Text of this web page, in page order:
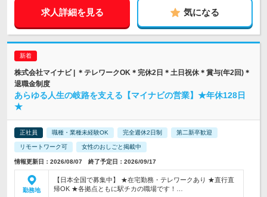
求人詳細を見る 気になる
株式会社マイナビ | ＊テレワークOK＊完休2日＊土日祝休＊賞与(年2回)＊
退職金制度
あらゆる人生の岐路を支える【マイナビの営業】★年休128日
★
正社員 職種・業種未経験OK 完全週休2日制 第二新卒歓迎
リモートワーク可 女性のおしごと掲載中
情報更新日：2026/08/07 終了予定日：2026/09/17
勤務地
【日本全国で募集中】 ★在宅勤務・テレワークあり ★直行直
帰OK ★各拠点ともに駅チカの職場です！…